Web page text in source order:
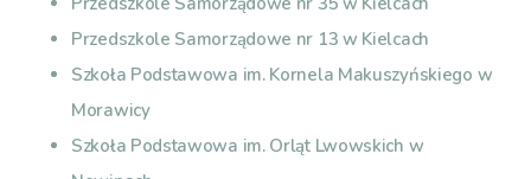
Przedszkole Samorządowe nr 13 w Kielcach
Szkoła Podstawowa im. Kornela Makuszyńskiego w
Morawicy
Szkoła Podstawowa im. Orląt Lwowskich w